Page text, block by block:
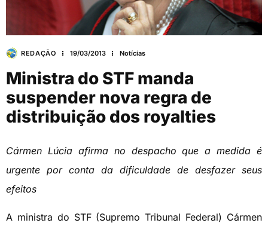
REDAÇÃO 19/03/2013 Notícias
Ministra do STF manda
suspender nova regra de
distribuição dos royalties
Cármen Lúcia afirma no despacho que a medida é
urgente por conta da dificuldade de desfazer seus
efeitos
A ministra do STF (Supremo Tribunal Federal) Cármen